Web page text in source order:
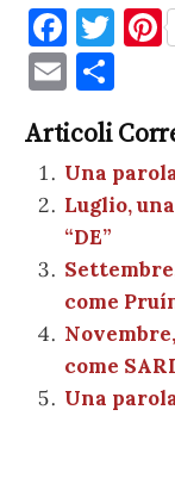
F
a
c
e
b
o
o
k
T
te
r
Pi
E
m
ai
l
n
di
vi
di
Articoli
Una
Luglio,
“DE”
come
come
Una